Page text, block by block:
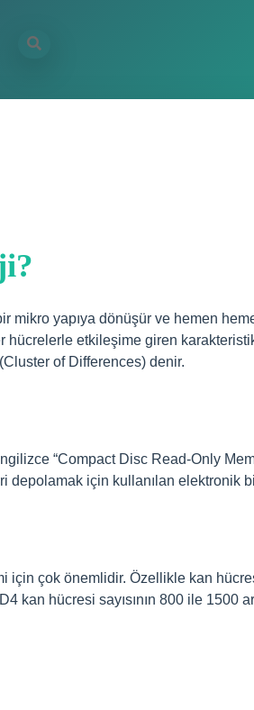
mikro yapıya dönüşür ve hemen
hücrelerle etkileşime giren
of Differences) denir.
“Compact Disc Read-Only
için kullanılan elektronik bir
için çok önemlidir. Özellikle kan
kan hücresi sayısının 800 ile 1500